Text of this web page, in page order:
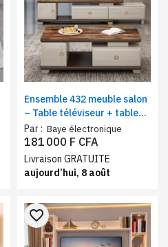
Ensemble 432 meuble salon
– Table téléviseur + table
basse marron/beige
Par : Baye électronique
181 000 F CFA
Livraison GRATUITE
aujourd’hui, 8 août
favorite_border